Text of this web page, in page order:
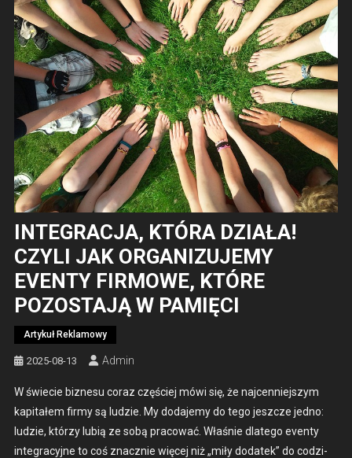
INTEGRACJA, KTÓRA DZIAŁA!
CZYLI JAK ORGANIZUJEMY
EVENTY FIRMOWE, KTÓRE
POZOSTAJĄ W PAMIĘCI
Artykuł Reklamowy
2025-08-13 Admin
W świecie biz­ne­su coraz częś­ciej mówi się, że naj­cen­niejszym
kap­i­tałem firmy są ludzie. My doda­je­my do tego jeszcze jed­no:
ludzie, którzy lubią ze sobą pra­cow­ać. Właśnie dlat­ego even­ty
inte­gra­cyjne to coś znacznie więcej niż „miły dodatek” do codzi­